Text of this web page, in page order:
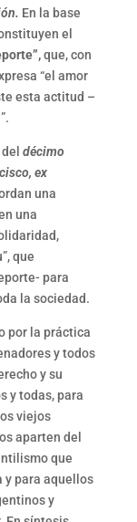
En la base
el
que, con
“el amor
esta actitud –
décimo
ex
una
una
que
para
la sociedad.
por la práctica
y todos
y su
y todas, para
viejos
aparten del
que
y para aquellos
y